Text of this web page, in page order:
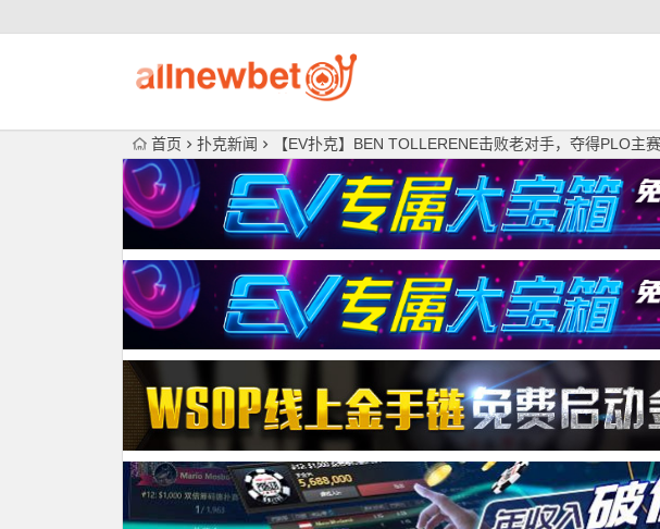
首页 扑克新闻 【EV扑克】BEN TOLLERENE击败老对手，夺得PLO主